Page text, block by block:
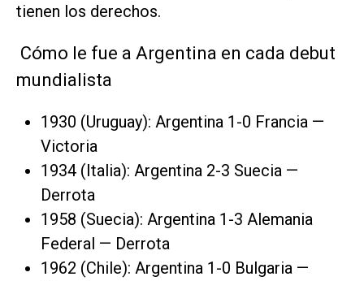
tienen los derechos.
Cómo le fue a Argentina en cada debut
mundialista
1930 (Uruguay): Argentina 1-0 Francia —
Victoria
1934 (Italia): Argentina 2-3 Suecia —
Derrota
1958 (Suecia): Argentina 1-3 Alemania
Federal — Derrota
1962 (Chile): Argentina 1-0 Bulgaria —